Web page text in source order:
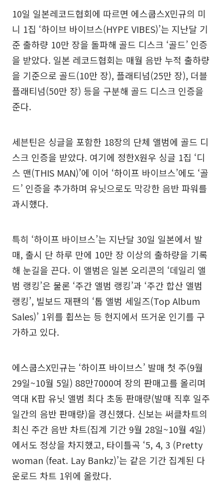
10일 일본레코드협회에 따르면 에스쿱스X민규의 미
니 1집 ‘하이브 바이브스(HYPE VIBES)’는 지난달 기
준 출하량 10만 장을 돌파해 골드 디스크 ‘골드’ 인증
을 받았다. 일본 레코드협회는 매월 음반 누적 출하량
을 기준으로 골드(10만 장), 플래티넘(25만 장), 더블
플래티넘(50만 장) 등을 구분해 골드 디스크 인증을
준다.
세븐틴은 싱글을 포함한 18장의 단체 앨범에 골드 디
스크 인증을 받았다. 여기에 정한X원우 싱글 1집 ‘디
스 맨(THIS MAN)’에 이어 ‘하이프 바이브스’에도 ‘골
드’ 인증을 추가하며 유닛으로도 막강한 음반 파워를
과시했다.
특히 ‘하이프 바이브스’는 지난달 30일 일본에서 발
매, 출시 단 하루 만에 10만 장 이상의 출하량을 기록
해 눈길을 끈다. 이 앨범은 일본 오리콘의 ‘데일리 앨
범 랭킹’은 물론 ‘주간 앨범 랭킹’과 ‘주간 합산 앨범
랭킹’, 빌보드 재팬의 ‘톱 앨범 세일즈(Top Album
Sales)’ 1위를 휩쓰는 등 현지에서 뜨거운 인기를 구
가하고 있다.
에스쿱스X민규는 ‘하이프 바이브스’ 발매 첫 주(9월
29일~10월 5일) 88만7000여 장의 판매고를 올리며
역대 K팝 유닛 앨범 최다 초동 판매량(발매 직후 일주
일간의 음반 판매량)을 경신했다. 신보는 써클차트의
최신 주간 음반 차트(집계 기간 9월 28일~10월 4일)
에서도 정상을 차지했고, 타이틀곡 ‘5, 4, 3 (Pretty
woman (feat. Lay Bankz)’는 같은 기간 집계된 다
운로드 차트 1위에 올랐다.